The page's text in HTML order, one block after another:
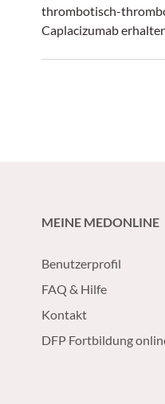
thrombotisch-
Caplacizumab
MEINE MEDONLINE
Benutzerprofil
FAQ & Hilfe
Kontakt
DFP Fortbildung